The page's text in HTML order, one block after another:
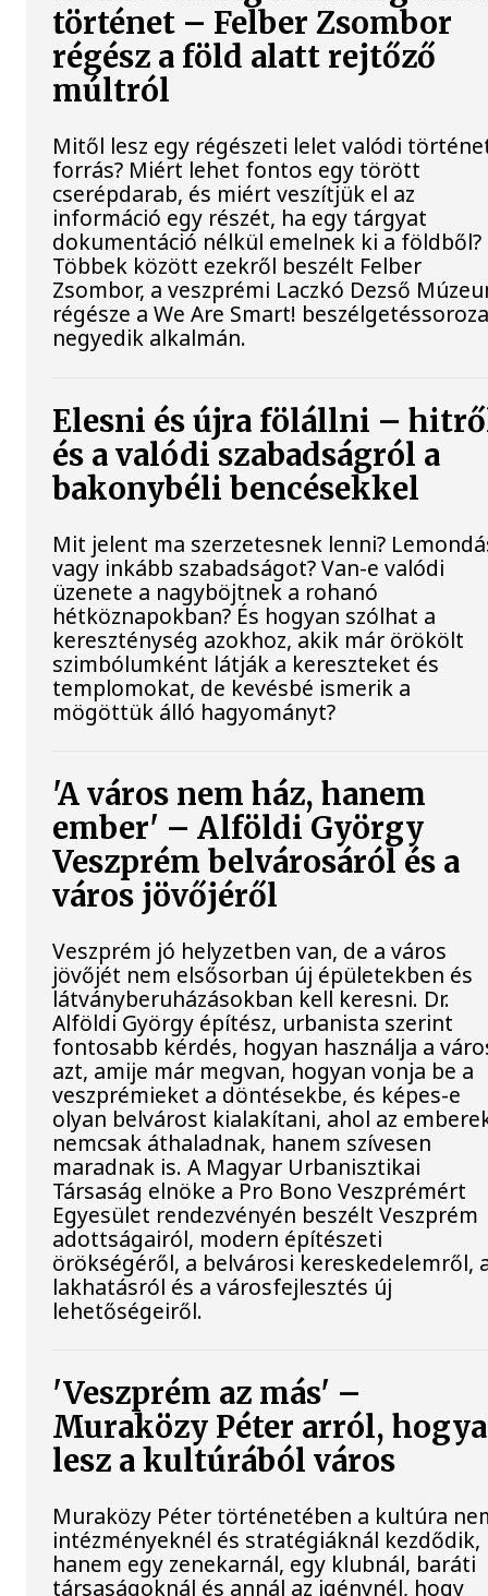
történet – Felber Zsombor
régész a föld alatt rejtőző
múltról
Mitől lesz egy régészeti lelet valódi
forrás? Miért lehet fontos egy törött
cserépdarab, és miért veszítjük el az
információ egy részét, ha egy tárgyat
dokumentáció nélkül emelnek ki a földből?
Többek között ezekről beszélt Felber
Zsombor, a veszprémi Laczkó Dezső
régésze a We Are Smart!
negyedik alkalmán.
Elesni és újra fölállni –
és a valódi szabadságról a
bakonybéli bencésekkel
Mit jelent ma szerzetesnek lenni?
vagy inkább szabadságot? Van-e valódi
üzenete a nagyböjtnek a rohanó
hétköznapokban? És hogyan szólhat a
kereszténység azokhoz, akik már örökölt
szimbólumként látják a kereszteket és
templomokat, de kevésbé ismerik a
mögöttük álló hagyományt?
'A város nem ház, hanem
ember' – Alföldi György
Veszprém belvárosáról és a
város jövőjéről
Veszprém jó helyzetben van, de a város
jövőjét nem elsősorban új épületekben és
látványberuházásokban kell keresni. Dr.
Alföldi György építész, urbanista szerint
fontosabb kérdés, hogyan használja a
azt, amije már megvan, hogyan vonja be a
veszprémieket a döntésekbe, és képes-e
olyan belvárost kialakítani, ahol az
nemcsak áthaladnak, hanem szívesen
maradnak is. A Magyar Urbanisztikai
Társaság elnöke a Pro Bono Veszprémért
Egyesület rendezvényén beszélt Veszprém
adottságairól, modern építészeti
örökségéről, a belvárosi kereskedelemről,
lakhatásról és a városfejlesztés új
lehetőségeiről.
'Veszprém az más' –
Muraközy Péter arról,
lesz a kultúrából város
Muraközy Péter történetében a kultúra
intézményeknél és stratégiáknál kezdődik,
hanem egy zenekarnál, egy klubnál, baráti
társaságoknál és annál az igénynél, hogy